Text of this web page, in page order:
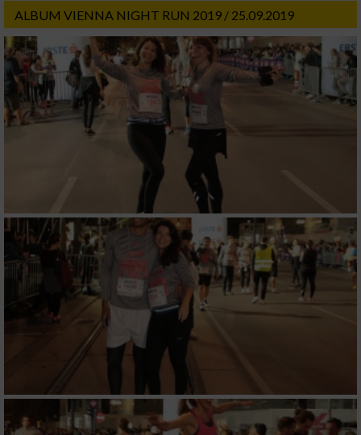
ALBUM VIENNA NIGHT RUN 2019 / 25.09.2019